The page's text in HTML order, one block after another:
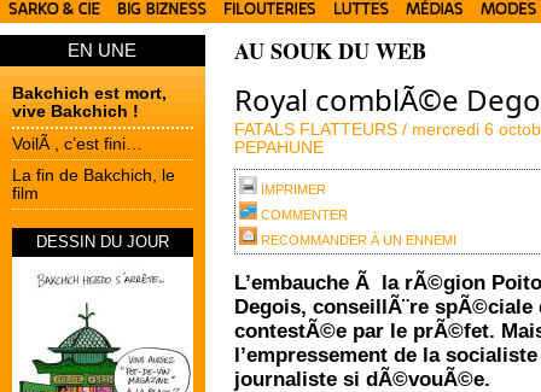
EN UNE
Bakchich est mort,
vive Bakchich !
VoilÃ , c’est fini…
La fin de Bakchich, le
film
DESSIN DU JOUR
AU SOUK DU WEB
Royal comblÃ©e
FATALS FLATTEURS / mercredi 6
PEPAHUNE
IMPRIMER
COMMENTER
RECOMMANDER À UN ENNEMI
L’embauche Ã la rÃ©gion
Degois, conseillÃ¨re spÃ©ciale
contestÃ©e par le prÃ©fet.
l’empressement de la
journaliste si dÃ©vouÃ©e.